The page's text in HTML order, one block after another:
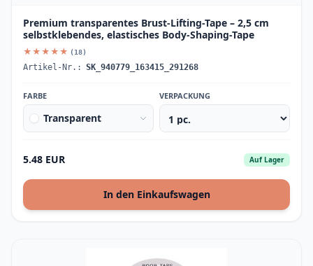
Premium transparentes Brust-Lifting-Tape – 2,5 cm
selbstklebendes, elastisches Body-Shaping-Tape
★★★★★ (18)
Artikel-Nr.: SK_940779_163415_291268
FARBE
Transparent
VERPACKUNG
5.48 EUR Auf Lager
In den Einkaufswagen